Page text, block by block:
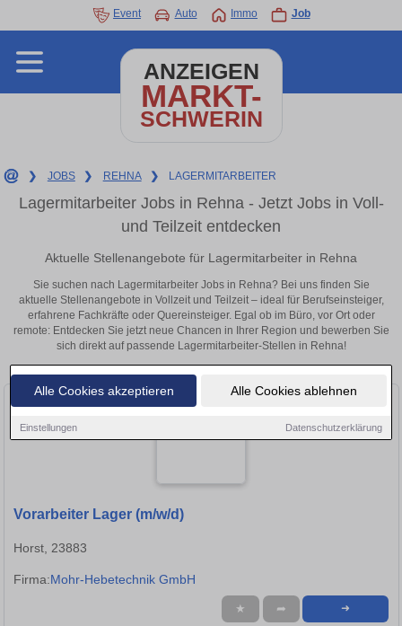
Alle Cookies akzeptieren Alle Cookies ablehnen
Einstellungen Datenschutzerklärung
Event Auto Immo Job
ANZEIGEN
MARKT-
SCHWERIN
❯ JOBS ❯ REHNA ❯ LAGERMITARBEITER
Lagermitarbeiter Jobs in Rehna - Jetzt Jobs in Voll-
und Teilzeit entdecken
Aktuelle Stellenangebote für Lagermitarbeiter in Rehna
Sie suchen nach Lagermitarbeiter Jobs in Rehna? Bei uns finden Sie
aktuelle Stellenangebote in Vollzeit und Teilzeit – ideal für Berufseinsteiger,
erfahrene Fachkräfte oder Quereinsteiger. Egal ob im Büro, vor Ort oder
remote: Entdecken Sie jetzt neue Chancen in Ihrer Region und bewerben Sie
sich direkt auf passende Lagermitarbeiter-Stellen in Rehna!
Vorarbeiter Lager (m/w/d)
Horst, 23883
Firma:Mohr-Hebetechnik GmbH
★ ➦ ➜